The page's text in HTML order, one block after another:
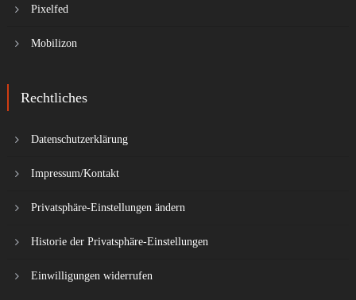
Pixelfed
Mobilizon
Rechtliches
Datenschutzerklärung
Impressum/Kontakt
Privatsphäre-Einstellungen ändern
Historie der Privatsphäre-Einstellungen
Einwilligungen widerrufen